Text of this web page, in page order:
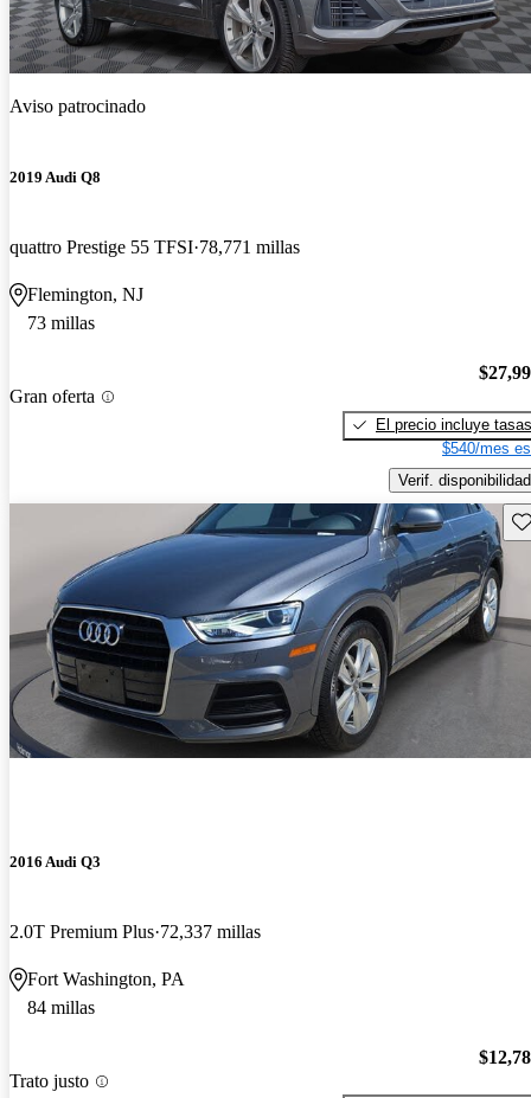
Aviso patrocinado
2019 Audi Q8
quattro Prestige 55 TFSI 78,771 millas
Flemington, NJ
73 millas
Gran oferta
El precio incluye tasas
$540/mes
Verif. disponibilidad
2016 Audi Q3
2.0T Premium Plus 72,337 millas
Fort Washington, PA
84 millas
Trato justo